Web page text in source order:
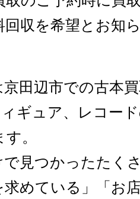
回収を希望とお知
田辺市での古本
ギュア、レコー
。
で見つかったたく
求めている」「お